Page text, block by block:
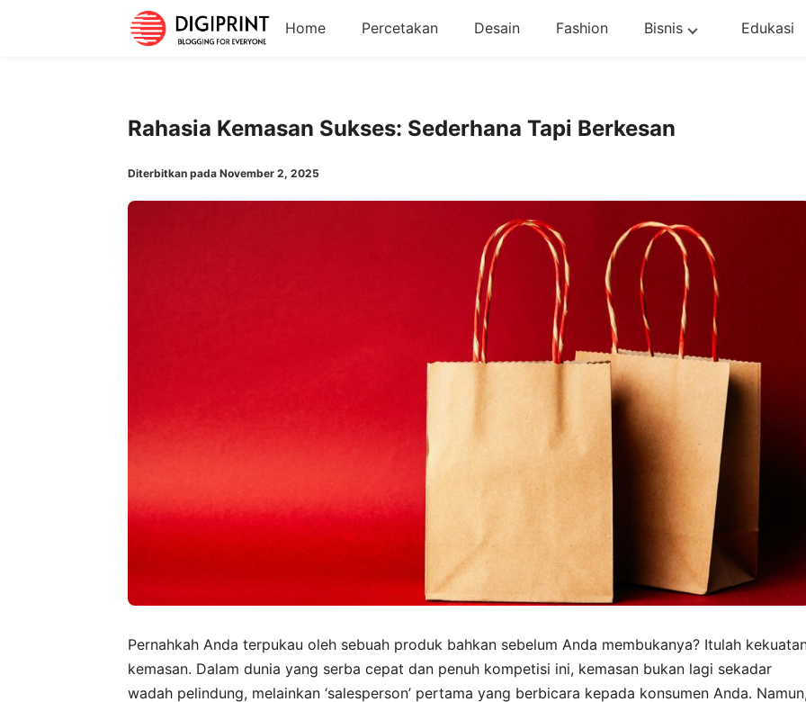
Home Percetakan Desain Fashion Bisnis Edukasi
Rahasia Kemasan Sukses: Sederhana Tapi Berkesan
Diterbitkan pada November 2, 2025
Pernahkah Anda terpukau oleh sebuah produk bahkan sebelum Anda membukanya? Itulah
kemasan. Dalam dunia yang serba cepat dan penuh kompetisi ini, kemasan bukan lagi sekadar
wadah pelindung, melainkan ‘salesperson’ pertama yang berbicara kepada konsumen Anda.